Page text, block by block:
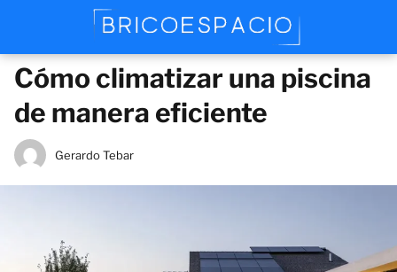
Cómo climatizar una piscina
de manera eficiente
Gerardo Tebar